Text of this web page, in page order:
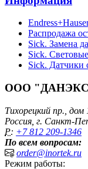
Распродажа
Sick. Замена
Sick.
Sick. Датчики
ООО
Тихорецкий пр., дом
Россия, г. Санкт-
P: +7 812 209-1346
По всем вопросам:
order@inortek.ru
Режим работы: